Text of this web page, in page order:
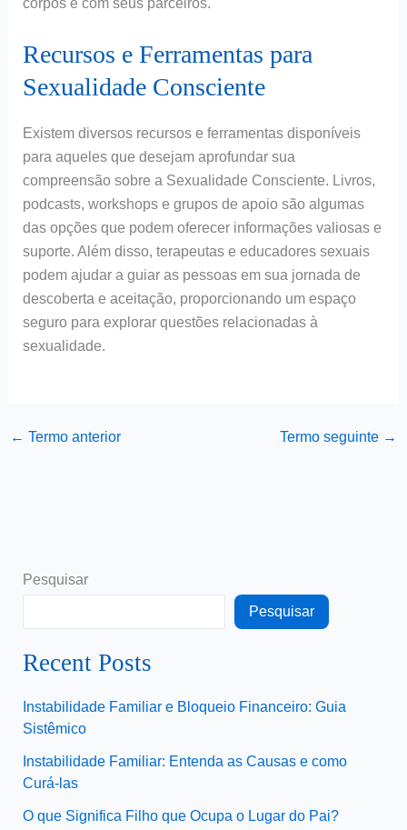
Recursos e Ferramentas para
Sexualidade Consciente
Existem diversos recursos e ferramentas disponíveis
para aqueles que desejam aprofundar sua
compreensão sobre a Sexualidade Consciente. Livros,
podcasts, workshops e grupos de apoio são algumas
das opções que podem oferecer informações valiosas e
suporte. Além disso, terapeutas e educadores sexuais
podem ajudar a guiar as pessoas em sua jornada de
descoberta e aceitação, proporcionando um espaço
seguro para explorar questões relacionadas à
sexualidade.
← Termo anterior Termo seguinte →
Pesquisar
Pesquisar
Recent Posts
Instabilidade Familiar e Bloqueio Financeiro: Guia
Sistêmico
Instabilidade Familiar: Entenda as Causas e como
Curá-las
O que Significa Filho que Ocupa o Lugar do Pai?